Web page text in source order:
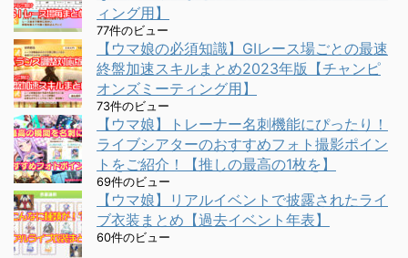
ィング用】
77件のビュー
【ウマ娘の必須知識】GⅠレース場ごとの最速
終盤加速スキルまとめ2023年版【チャンピ
オンズミーティング用】
73件のビュー
【ウマ娘】トレーナー名刺機能にぴったり！
ライブシアターのおすすめフォト撮影ポイン
トをご紹介！【推しの最高の1枚を】
69件のビュー
【ウマ娘】リアルイベントで披露されたライ
ブ衣装まとめ【過去イベント年表】
60件のビュー